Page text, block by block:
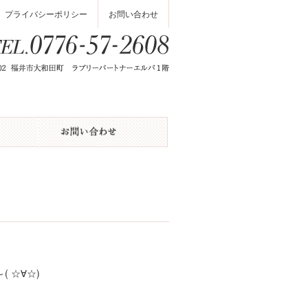
プライバシーポリシー お問い合わせ
～( ☆∀☆)